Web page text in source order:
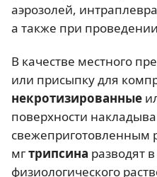
аэрозолей,
а также при
В качестве местного
или присыпку для
некротизированные
поверхности
свежеприготовленным
мгтрипсина разводят
физиологического